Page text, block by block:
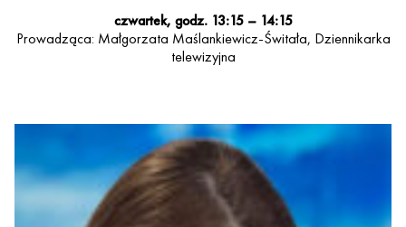
czwartek, godz. 13:15 – 14:15
Prowadząca: Małgorzata Maślankiewicz-Świtała, Dziennikarka
telewizyjna